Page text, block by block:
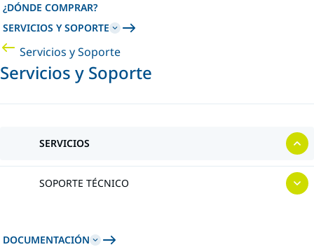
¿DÓNDE COMPRAR?
SERVICIOS Y SOPORTE
Servicios y Soporte
Servicios y Soporte
SERVICIOS
SOPORTE TÉCNICO
DOCUMENTACIÓN